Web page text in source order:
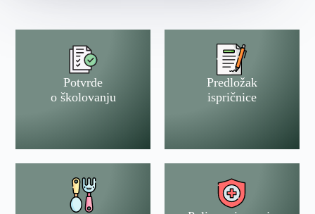
Potvrde
o školovanju
Predložak
ispričnice